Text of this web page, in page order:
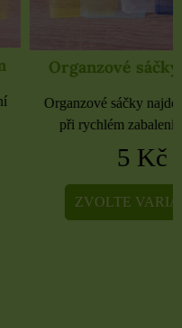
Organzové sáčky
Organzové sáčky
při rychlém zabalení
5 Kč
ZVOLTE